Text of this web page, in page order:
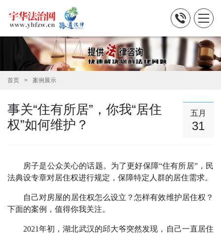
首页 案例展示
事关“住有所居”，你我“居住
权”如何维护？
五月
31
房子是公众关心的话题。为了更好保障“住有所居”，民
法典设专章对居住权进行规定，保障特定人群的居住需求。
自己对房屋的居住权怎么设立？怎样有效维护居住权？
下面的案例，值得你我关注。
2021年初，湖北武汉的邱大爷突然发现，自己一直居住